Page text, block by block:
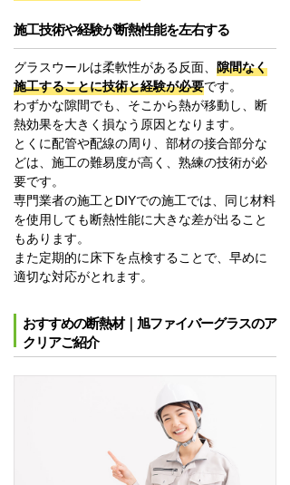
施工技術や経験が断熱性能を左右する
グラスウールは柔軟性がある反面、 隙間なく
施工することに技術と経験が必要です。
わずかな隙間でも、そこから熱が移動し、断
熱効果を大きく損なう原因となります。
とくに配管や配線の周り、部材の接合部分な
どは、施工の難易度が高く、熟練の技術が必
要です。
専門業者の施工とDIYでの施工では、同じ材料
を使用しても断熱性能に大きな差が出ること
もあります。
また定期的に床下を点検することで、早めに
適切な対応がとれます。
おすすめの断熱材｜旭ファイバーグラスのア
クリアご紹介